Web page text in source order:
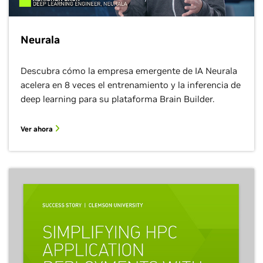
Neurala
Descubra cómo la empresa emergente de IA Neurala
acelera en 8 veces el entrenamiento y la inferencia de
deep learning para su plataforma Brain Builder.
Ver ahora